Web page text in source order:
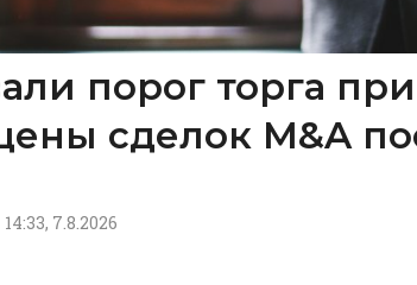
порог торга при
сделок M&A
14:33, 7.8.2026